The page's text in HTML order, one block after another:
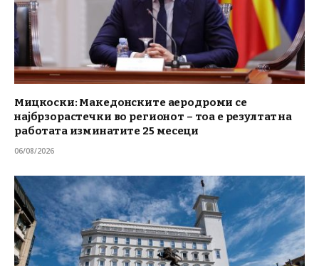
Мицкоски: Македонските аеродроми се
најбрзорастечки во регионот – тоа е резултат на
работата изминатите 25 месеци
06/08/2026